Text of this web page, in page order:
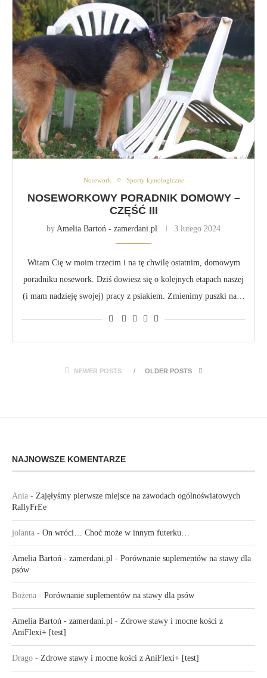
Nosework Sporty kynologiczne
NOSEWORKOWY PORADNIK DOMOWY –
CZĘŚĆ III
by Amelia Bartoń - zamerdani.pl 3 lutego 2024
Witam Cię w moim trzecim i na tę chwilę ostatnim, domowym
poradniku nosework. Dziś dowiesz się o kolejnych etapach naszej
(i mam nadzieję swojej) pracy z psiakiem. Zmienimy puszki na…
NEWER POSTS OLDER POSTS
NAJNOWSZE KOMENTARZE
Ania - Zajęłyśmy pierwsze miejsce na zawodach ogólnoświatowych
RallyFrEe
jolanta - On wróci… Choć może w innym futerku…
Amelia Bartoń - zamerdani.pl - Porównanie suplementów na stawy dla
psów
Bożena - Porównanie suplementów na stawy dla psów
Amelia Bartoń - zamerdani.pl - Zdrowe stawy i mocne kości z
AniFlexi+ [test]
Drago - Zdrowe stawy i mocne kości z AniFlexi+ [test]